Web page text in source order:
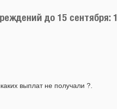
до 15 сентября: 1
выплат не получали ?.